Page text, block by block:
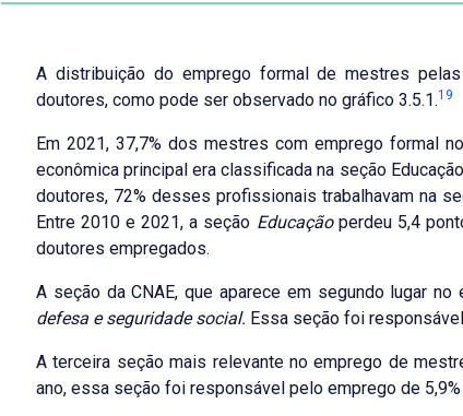
A distribuição do emprego formal de mestres
doutores, como pode ser observado no gráfico 3.5.1.19
Em 2021, 37,7% dos mestres com emprego formal
econômica principal era classificada na seção
doutores, 72% desses profissionais trabalhavam na
Entre 2010 e 2021, a seção Educaçãoperdeu 5,4
doutores empregados.
A seção da CNAE, que aparece em segundo lugar
defesa e seguridade social. Essa seção foi
A terceira seção mais relevante no emprego de
ano, essa seção foi responsável pelo emprego de